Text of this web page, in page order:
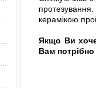
керамікою
Якщо Ви
Вам